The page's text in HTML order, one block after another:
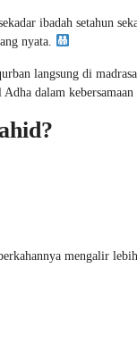
ibadah setahun
nyata.
langsung di
dalam kebersamaan
mengalir lebih